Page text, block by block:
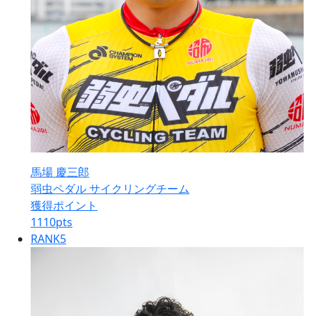
馬場 慶三郎
弱虫ペダル サイクリングチーム
獲得ポイント
1110pts
RANK5